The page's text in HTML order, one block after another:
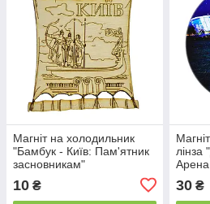
Магніт на холодильник
"Бамбук - Київ: Пам'ятник
засновникам"
10 ₴
лінза
Арена
30₴